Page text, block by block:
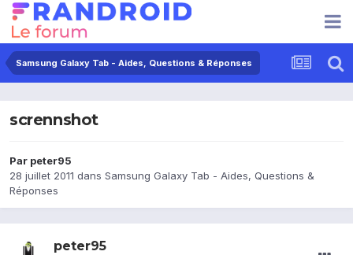
Samsung Galaxy Tab - Aides, Questions & Réponses
scrennshot
Par peter95
28 juillet 2011 dans Samsung Galaxy Tab - Aides, Questions &
Réponses
peter95